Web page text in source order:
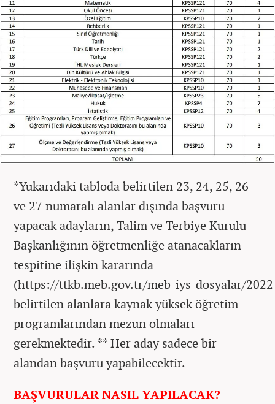
*Yukarıdaki tabloda belirtilen 23, 24, 25, 26
ve 27 numaralı alanlar dışında başvuru
yapacak adayların, Talim ve Terbiye Kurulu
Başkanlığının öğretmenliğe atanacakların
tespitine ilişkin kararında
(https://ttkb.meb.gov.tr/meb_iys_dosyalar/
belirtilen alanlara kaynak yüksek öğretim
programlarından mezun olmaları
gerekmektedir. ** Her aday sadece bir
alandan başvuru yapabilecektir.
BAŞVURULAR NASIL YAPILACAK?